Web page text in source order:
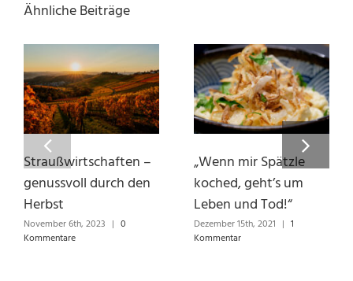
Ähnliche Beiträge
Straußwirtschaften –
genussvoll durch den
Herbst
November 6th, 2023 | 0
Kommentare
„Wenn mir Spätzle
koched, geht’s um
Leben und Tod!“
Dezember 15th, 2021 | 1
Kommentar